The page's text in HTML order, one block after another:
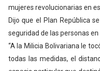
Fortalecen
Campo
mujeres revolucionarias en
Dijo que el Plan República
seguridad de las personas
“A la Milicia Bolivariana le
todas las medidas, el